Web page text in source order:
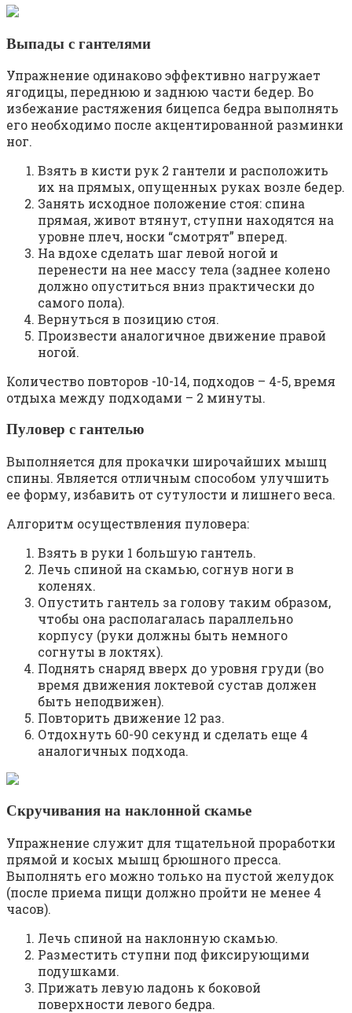
Выпады с гантелями
Упражнение одинаково эффективно нагружает
ягодицы, переднюю и заднюю части бедер. Во
избежание растяжения бицепса бедра выполнять
его необходимо после акцентированной разминки
ног.
Взять в кисти рук 2 гантели и расположить
их на прямых, опущенных руках возле бедер.
Занять исходное положение стоя: спина
прямая, живот втянут, ступни находятся на
уровне плеч, носки “смотрят” вперед.
На вдохе сделать шаг левой ногой и
перенести на нее массу тела (заднее колено
должно опуститься вниз практически до
самого пола).
Вернуться в позицию стоя.
Произвести аналогичное движение правой
ногой.
Количество повторов -10-14, подходов – 4-5, время
отдыха между подходами – 2 минуты.
Пуловер с гантелью
Выполняется для прокачки широчайших мышц
спины. Является отличным способом улучшить
ее форму, избавить от сутулости и лишнего веса.
Алгоритм осуществления пуловера:
Взять в руки 1 большую гантель.
Лечь спиной на скамью, согнув ноги в
коленях.
Опустить гантель за голову таким образом,
чтобы она располагалась параллельно
корпусу (руки должны быть немного
согнуты в локтях).
Поднять снаряд вверх до уровня груди (во
время движения локтевой сустав должен
быть неподвижен).
Повторить движение 12 раз.
Отдохнуть 60-90 секунд и сделать еще 4
аналогичных подхода.
Скручивания на наклонной скамье
Упражнение служит для тщательной проработки
прямой и косых мышц брюшного пресса.
Выполнять его можно только на пустой желудок
(после приема пищи должно пройти не менее 4
часов).
Лечь спиной на наклонную скамью.
Разместить ступни под фиксирующими
подушками.
Прижать левую ладонь к боковой
поверхности левого бедра.